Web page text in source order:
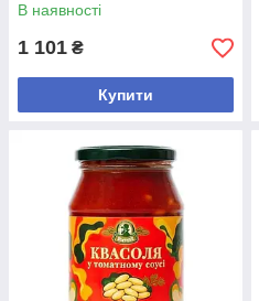
В наявності
1 101 ₴
Купити